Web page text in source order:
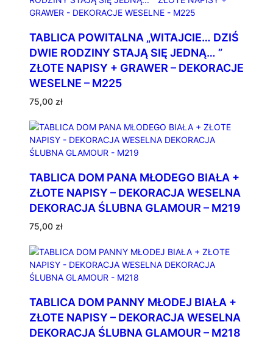
TABLICA POWITALNA „WITAJCIE… DZIŚ
DWIE RODZINY STAJĄ SIĘ JEDNĄ… ”
ZŁOTE NAPISY + GRAWER – DEKORACJE
WESELNE – M225
75,00 zł
TABLICA DOM PANA MŁODEGO BIAŁA +
ZŁOTE NAPISY – DEKORACJA WESELNA
DEKORACJA ŚLUBNA GLAMOUR – M219
75,00 zł
TABLICA DOM PANNY MŁODEJ BIAŁA +
ZŁOTE NAPISY – DEKORACJA WESELNA
DEKORACJA ŚLUBNA GLAMOUR – M218